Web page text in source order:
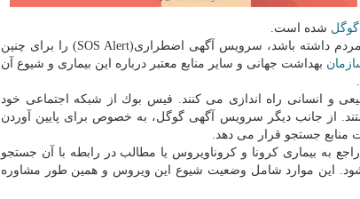
گوگل شده است.
بنا بر این این غول فناوری با علم به اینكه می تواند نخستین تاثیر را روی مردم داشته باشد، سرویس آگهی اضطراری(SOS Alert) را برای چنین
بهداشت جهانی و سایر منابع معتبر درباره این بیماری و شیوع آن
و انسانی راه اندازی می كنند. فیس بوك از شبكه اجتماعی خود
از جانب دیگر سرویس آگهی گوگل، به خصوص برای پایین آوردن
منابع جستجو قرار می دهد.
به بیماری كرونا و كروناویروس یا مطالب در رابطه با آن جستجو
این موارد شامل وضعیت شیوع این ویروس و همین طور مشاوره